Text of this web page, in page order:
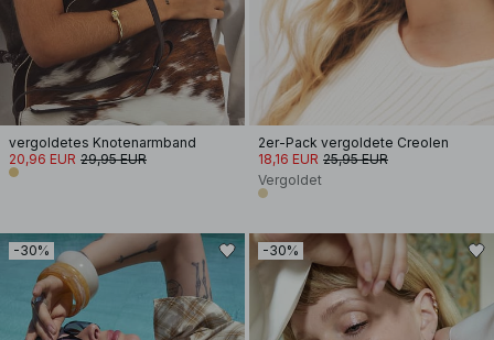
vergoldetes Knotenarmband
20,96 EUR 29,95 EUR
2er-Pack vergoldete Creolen
18,16 EUR 25,95 EUR
Vergoldet
-30% -30%